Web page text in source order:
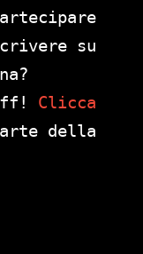
su
Clicca
della